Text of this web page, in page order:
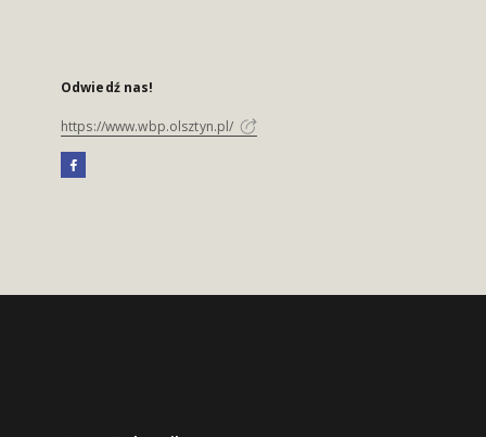
Odwiedź nas!
https://www.wbp.olsztyn.pl/